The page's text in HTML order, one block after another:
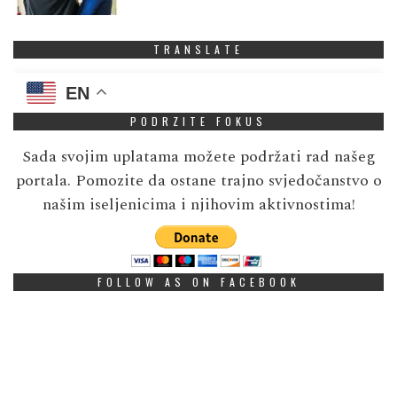
TRANSLATE
EN
PODRZITE FOKUS
Sada svojim uplatama možete podržati rad našeg
portala. Pomozite da ostane trajno svjedočanstvo o
našim iseljenicima i njihovim aktivnostima!
FOLLOW AS ON FACEBOOK